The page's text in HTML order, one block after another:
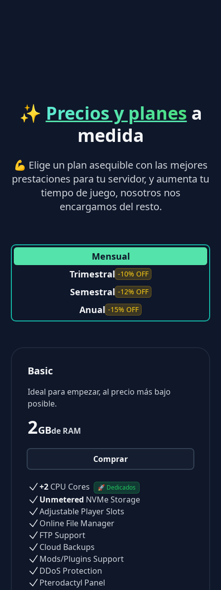
✨ Precios y planes a
medida
💪 Elige un plan asequible con las mejores
prestaciones para tu servidor, y aumenta tu
tiempo de juego, nosotros nos
encargamos del resto.
Mensual
Trimestral -10% OFF
Semestral -12% OFF
Anual -15% OFF
Basic
Ideal para empezar, al precio más bajo
posible.
2GBde RAM
Comprar
+2 CPU Cores 🚀 Dedicados
Unmetered NVMe Storage
Adjustable Player Slots
Online File Manager
FTP Support
Cloud Backups
Mods/Plugins Support
DDoS Protection
Pterodactyl Panel